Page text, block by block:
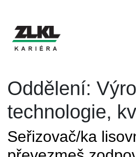
Hlavní navigace
Oddělení:
technologie,
Seřizovač/ka